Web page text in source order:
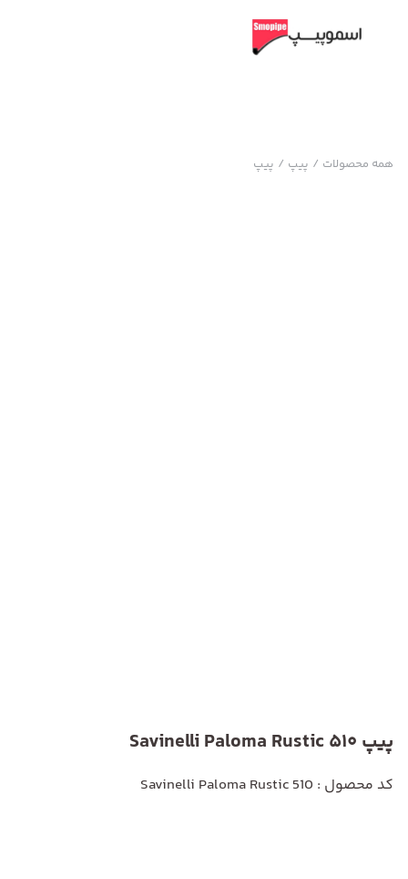
همه محصولات / پیپ / پیپ
پیپ Savinelli Paloma Rustic 510
کد محصول : Savinelli Paloma Rustic 510